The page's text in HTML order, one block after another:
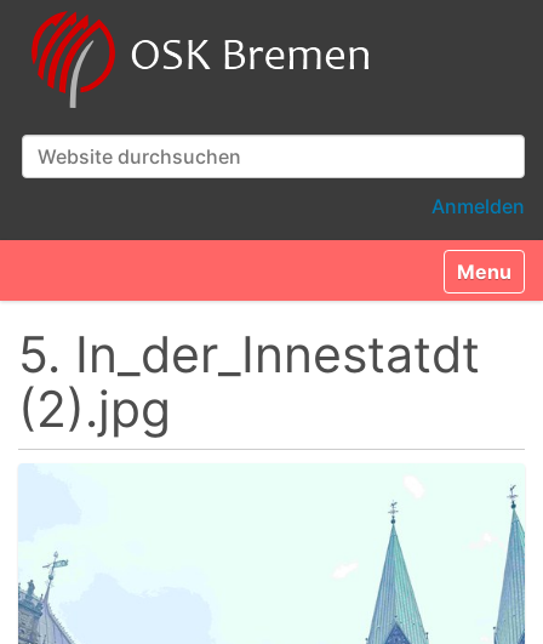
Website durchsuchen
Anmelden
Toggle
5. In_der_Innestatdt
(2).jpg